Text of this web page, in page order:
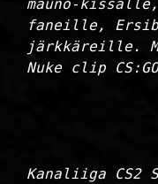
mauno-
faneille,
järkkäreille.
Nuke clip
Kanaliiga CS2